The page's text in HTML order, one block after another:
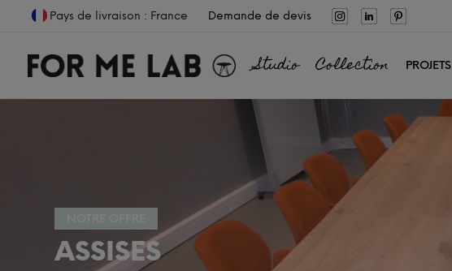
Pays de livraison : France Demande de devis
Studio Collection PROJETS
ASSISES